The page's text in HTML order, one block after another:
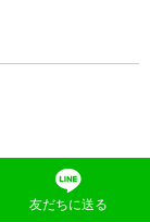
友だちに送る